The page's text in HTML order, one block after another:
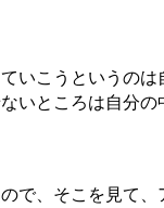
いこうというの
いところは自分
で、そこを見て